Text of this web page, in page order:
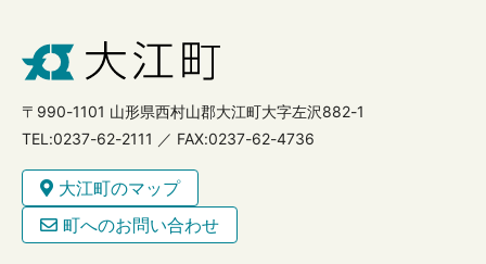
〒990-1101 山形県西村山郡大江町大字左沢882-1
TEL:0237-62-2111 ／ FAX:0237-62-4736
大江町のマップ
町へのお問い合わせ